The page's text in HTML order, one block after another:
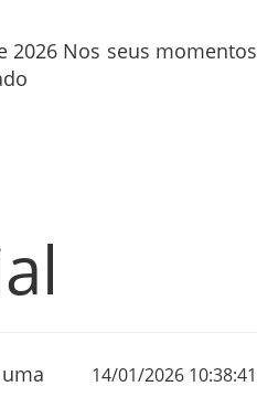
2026 Nos seus momentos
14/01/2026 10:38:41